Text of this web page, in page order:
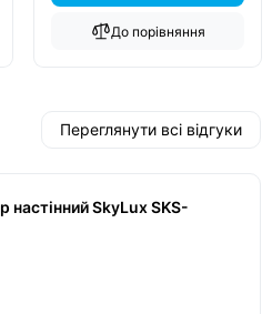
До порівняння
Переглянути всі відгуки
настінний SkyLux SKS-